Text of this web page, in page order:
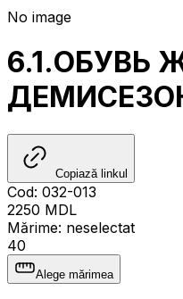
No image
6.1.ОБУВЬ
Copiază linkul
Cod: 032-013
2250 MDL
Mărime: neselectat
40
Alege mărimea